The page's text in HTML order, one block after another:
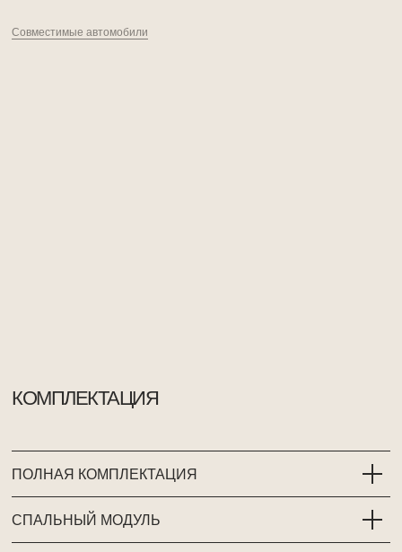
Совместимые автомобили
КОМПЛЕКТАЦИЯ
ПОЛНАЯ КОМПЛЕКТАЦИЯ
СПАЛЬНЫЙ МОДУЛЬ